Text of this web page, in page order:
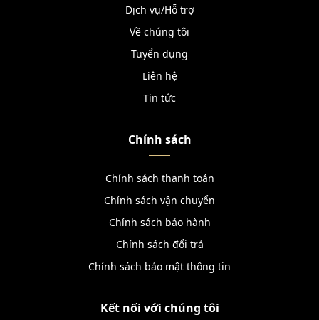
Dịch vụ/Hỗ trợ
Về chúng tôi
Tuyển dụng
Liên hệ
Tin tức
Chính sách
Chính sách thanh toán
Chính sách vận chuyển
Chính sách bảo hành
Chính sách đổi trả
Chính sách bảo mật thông tin
Kết nối với chúng tôi